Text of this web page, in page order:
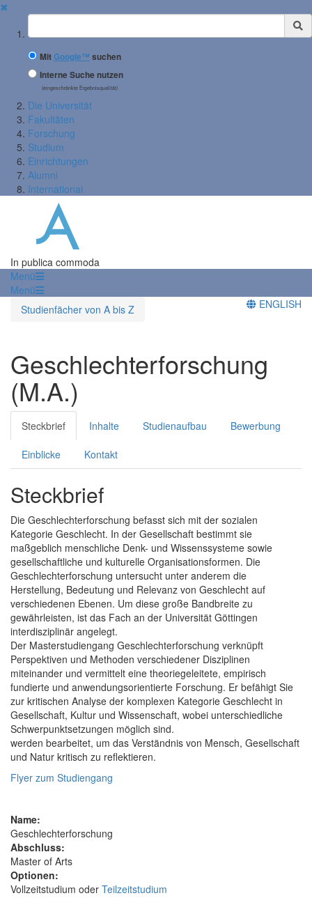
✖
Suchbegriff
MitGoogle™ suchen
Interne Suche nutzen
(eingeschränkte Ergebnisqualität)
Die Universität
Fakultäten
Forschung
Studium
Einrichtungen
Alumni
International
In publica commoda
Menü
Menü
Studienfächer von A bis Z
ENGLISH
Geschlechterforschung
(M.A.)
Steckbrief Inhalte Studienaufbau Bewerbung
Einblicke Kontakt
Steckbrief
Die Geschlechterforschung befasst sich mit der sozialen
Kategorie Geschlecht. In der Gesellschaft bestimmt sie
maßgeblich menschliche Denk- und Wissenssysteme sowie
gesellschaftliche und kulturelle Organisationsformen. Die
Geschlechterforschung untersucht unter anderem die
Herstellung, Bedeutung und Relevanz von Geschlecht auf
verschiedenen Ebenen. Um diese große Bandbreite zu
gewährleisten, ist das Fach an der Universität Göttingen
interdisziplinär angelegt.
Der Masterstudiengang Geschlechterforschung verknüpft
Perspektiven und Methoden verschiedener Disziplinen
miteinander und vermittelt eine theoriegeleitete, empirisch
fundierte und anwendungsorientierte Forschung. Er befähigt Sie
zur kritischen Analyse der komplexen Kategorie Geschlecht in
Gesellschaft, Kultur und Wissenschaft, wobei unterschiedliche
Schwerpunktsetzungen möglich sind.
werden bearbeitet, um das Verständnis von Mensch, Gesellschaft
und Natur kritisch zu reflektieren.
Flyer zum Studiengang
Name:
Geschlechterforschung
Abschluss:
Master of Arts
Optionen:
Vollzeitstudium oder Teilzeitstudium